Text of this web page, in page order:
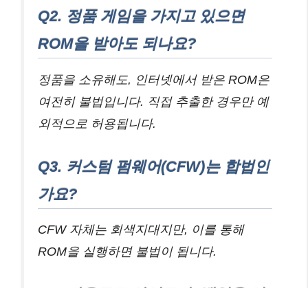
Q2. 정품 게임을 가지고 있으면
ROM을 받아도 되나요?
정품을 소유해도, 인터넷에서 받은 ROM은
여전히 불법입니다. 직접 추출한 경우만 예
외적으로 허용됩니다.
Q3. 커스텀 펌웨어(CFW)는 합법인
가요?
CFW 자체는 회색지대지만, 이를 통해
ROM을 실행하면 불법이 됩니다.